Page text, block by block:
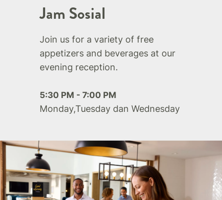
Jam Sosial
Join us for a variety of free
appetizers and beverages at our
evening reception.
5:30 PM - 7:00 PM
Monday,Tuesday dan Wednesday